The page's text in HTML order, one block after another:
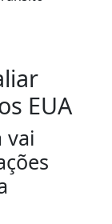
EUA
vai